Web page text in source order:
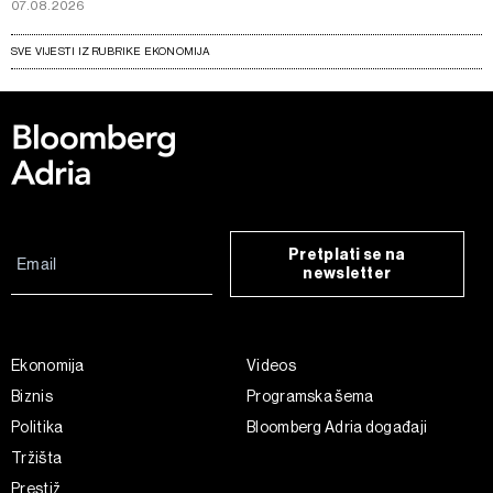
07.08.2026
SVE VIJESTI IZ RUBRIKE EKONOMIJA
Pretplati se na
newsletter
Ekonomija
Biznis
Politika
Tržišta
Prestiž
Videos
Programska šema
Bloomberg Adria događaji